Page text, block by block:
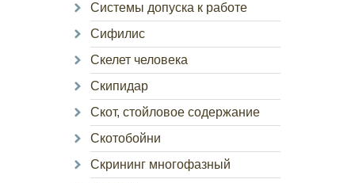
Системы допуска к работе
Сифилис
Скелет человека
Скипидар
Скот, стойловое содержание
Скотобойни
Скрининг многофазный